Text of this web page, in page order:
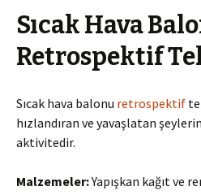
Sıcak Hava
Retrospektif
Sıcak hava balonu retrospektif
hızlandıran ve yavaşlatan
aktivitedir.
Malzemeler:Yapışkan kağıt ve